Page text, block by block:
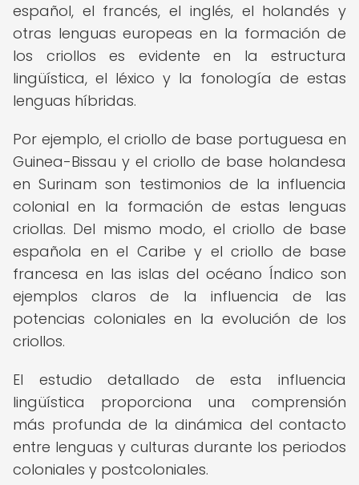
español, el francés, el inglés, el holandés y
otras lenguas europeas en la formación de
los criollos es evidente en la estructura
lingüística, el léxico y la fonología de estas
lenguas híbridas.
Por ejemplo, el criollo de base portuguesa en
Guinea-Bissau y el criollo de base holandesa
en Surinam son testimonios de la influencia
colonial en la formación de estas lenguas
criollas. Del mismo modo, el criollo de base
española en el Caribe y el criollo de base
francesa en las islas del océano Índico son
ejemplos claros de la influencia de las
potencias coloniales en la evolución de los
criollos.
El estudio detallado de esta influencia
lingüística proporciona una comprensión
más profunda de la dinámica del contacto
entre lenguas y culturas durante los periodos
coloniales y postcoloniales.